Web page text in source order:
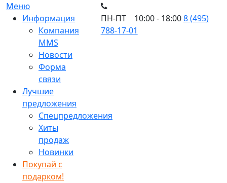
Меню
Информация
Компания
MMS
Новости
Форма
связи
Лучшие
предложения
Спецпредложения
Хиты
продаж
Новинки
Покупай с
подарком!
ПН-ПТ 10:00 - 18:008 (495)
788-17-01